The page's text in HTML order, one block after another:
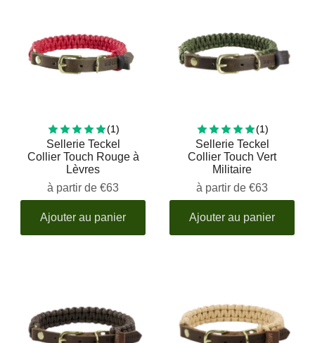
(1)1 total reviews
Sellerie Teckel
Collier Touch Rouge à
Lèvres
à partir de €63
Ajouter au panier
(1)1 total
Sellerie Teckel
Collier Touch Vert
Militaire
à partir de €63
Ajouter au panier